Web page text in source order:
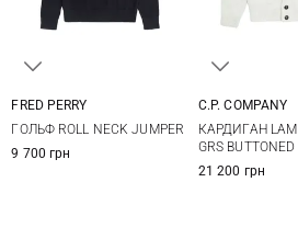
FRED PERRY
ГОЛЬФ ROLL NECK JUMPER
9 700 грн
C.P. COMPANY
КАРДИГАН
GRS
21 200 грн